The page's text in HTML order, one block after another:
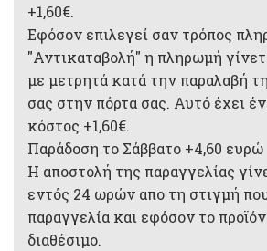
+1,60€.
Εφόσον επιλεγεί σαν τρόπος
"Αντικαταβολή" η πληρωμή
με μετρητά κατά την παραλαβή
σας στην πόρτα σας. Αυτό έχει
κόστος +1,60€.
Παράδοση το Σάββατο +4,60 ευρώ
Η αποστολή της παραγγελίας
εντός 24 ωρών απο τη στιγμή
παραγγελία και εφόσον το
διαθέσιμο.